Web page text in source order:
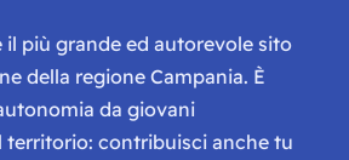
il più grande ed autorevole sito
della regione Campania. È
da giovani
territorio: contribuisci anche tu